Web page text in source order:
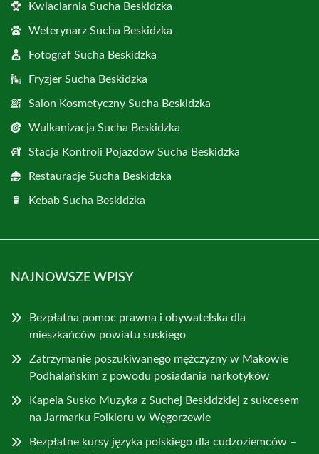
Kwiaciarnia Sucha Beskidzka
Weterynarz Sucha Beskidzka
Fotograf Sucha Beskidzka
Fryzjer Sucha Beskidzka
Salon Kosmetyczny Sucha Beskidzka
Wulkanizacja Sucha Beskidzka
Stacja Kontroli Pojazdów Sucha Beskidzka
Restauracje Sucha Beskidzka
Kebab Sucha Beskidzka
NAJNOWSZE WPISY
Bezpłatna pomoc prawna i obywatelska dla
mieszkańców powiatu suskiego
Zatrzymanie poszukiwanego mężczyzny w Makowie
Podhalańskim z powodu posiadania narkotyków
Kapela Susko Muzyka z Suchej Beskidzkiej z sukcesem
na Jarmarku Folkloru w Węgorzewie
Bezpłatne kursy języka polskiego dla cudzoziemców –